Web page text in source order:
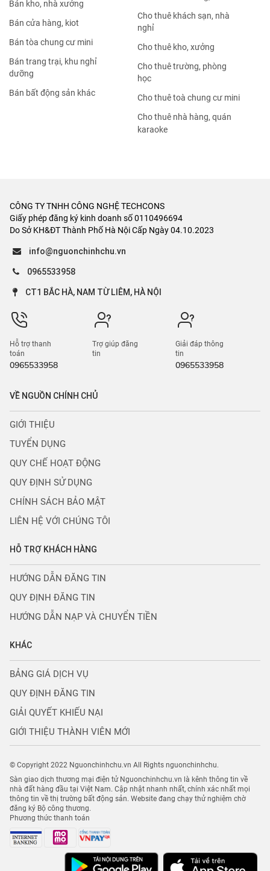
Bán kho, nhà xưởng
Bán cửa hàng, kiot
Bán tòa chung cư mini
Bán trang trại, khu nghỉ
dưỡng
Bán bất động sản khác
Cho thuê khách sạn, nhà
nghỉ
Cho thuê kho, xưởng
Cho thuê trường, phòng
học
Cho thuê toà chung cư mini
Cho thuê nhà hàng, quán
karaoke
CÔNG TY TNHH CÔNG NGHỆ TECHCONS
Giấy phép đăng ký kinh doanh số 0110496694
Do Sở KH&ĐT Thành Phố Hà Nội Cấp Ngày 04.10.2023
info@nguonchinhchu.vn
0965533958
CT1 BẮC HÀ, NAM TỪ LIÊM, HÀ NỘI
Hỗ trợ thanh
toán
0965533958
Trợ giúp đăng
tin
Giải đáp thông
tin
0965533958
VỀ NGUỒN CHÍNH CHỦ
GIỚI THIỆU
TUYỂN DỤNG
QUY CHẾ HOẠT ĐỘNG
QUY ĐỊNH SỬ DỤNG
CHÍNH SÁCH BẢO MẬT
LIÊN HỆ VỚI CHÚNG TÔI
HỖ TRỢ KHÁCH HÀNG
HƯỚNG DẪN ĐĂNG TIN
QUY ĐỊNH ĐĂNG TIN
HƯỚNG DẪN NẠP VÀ CHUYỂN TIỀN
KHÁC
BẢNG GIÁ DỊCH VỤ
QUY ĐỊNH ĐĂNG TIN
GIẢI QUYẾT KHIẾU NẠI
GIỚI THIỆU THÀNH VIÊN MỚI
© Copyright 2022 Nguonchinhchu.vn All Rights nguonchinhchu.
Sàn giao dịch thương mại điện tử Nguonchinhchu.vn là kênh thông tin về
nhà đất hàng đầu tại Việt Nam. Cập nhật nhanh nhất, chính xác nhất mọi
thông tin về thị trường bất động sản. Website đang chạy thử nghiệm chờ
đăng ký Bộ công thương.
Phương thức thanh toán